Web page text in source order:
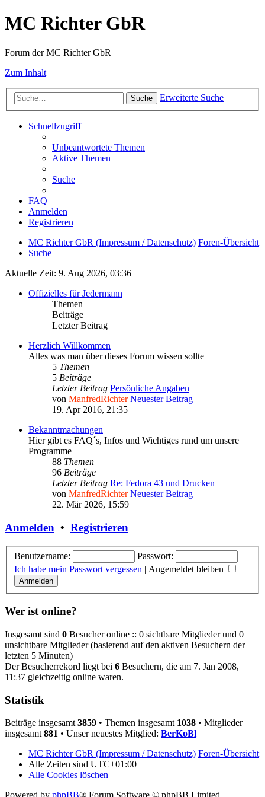
MC Richter GbR
Forum der MC Richter GbR
Zum Inhalt
Suche Erweiterte Suche
Schnellzugriff
Unbeantwortete Themen
Aktive Themen
Suche
FAQ
Anmelden
Registrieren
MC Richter GbR (Impressum / Datenschutz) Foren-Übersicht
Suche
Aktuelle Zeit: 9. Aug 2026, 03:36
Offizielles für Jedermann
Themen
Beiträge
Letzter Beitrag
Herzlich Willkommen
Alles was man über dieses Forum wissen sollte
5 Themen
5 Beiträge
Letzter Beitrag Persönliche Angaben
von ManfredRichter Neuester Beitrag
19. Apr 2016, 21:35
Bekanntmachungen
Hier gibt es FAQ´s, Infos und Wichtiges rund um unsere
Programme
88 Themen
96 Beiträge
Letzter Beitrag Re: Fedora 43 und Drucken
von ManfredRichter Neuester Beitrag
22. Mär 2026, 15:59
Anmelden • Registrieren
Benutzername:
Passwort:
Ich habe mein Passwort vergessen | Angemeldet bleiben
Wer ist online?
Insgesamt sind 0 Besucher online :: 0 sichtbare Mitglieder und 0
unsichtbare Mitglieder (basierend auf den aktiven Besuchern der
letzten 5 Minuten)
Der Besucherrekord liegt bei 6 Besuchern, die am 7. Jan 2008,
11:37 gleichzeitig online waren.
Statistik
Beiträge insgesamt 3859 • Themen insgesamt 1038 • Mitglieder
insgesamt 881 • Unser neuestes Mitglied: BerKoBl
MC Richter GbR (Impressum / Datenschutz) Foren-Übersicht
Alle Zeiten sind UTC+01:00
Alle Cookies löschen